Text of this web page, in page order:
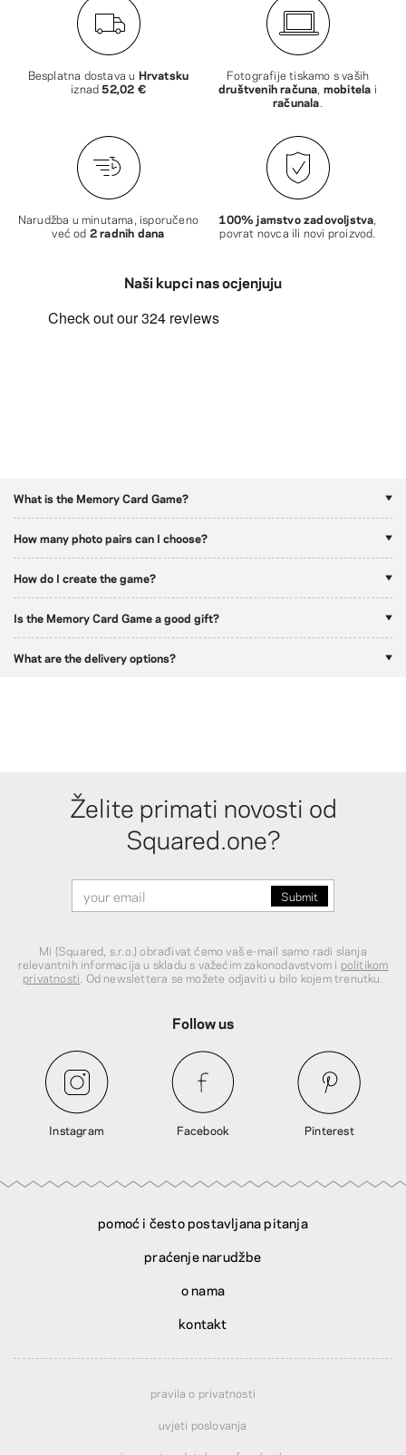
Besplatna dostava u Hrvatsku
iznad52,02 €
Fotografije tiskamo s vaših
društvenih računa mobitela i
računala
Narudžba u minutama, isporučeno
već od 2 radnih dana
100% jamstvo zadovoljstva
povrat novca ili novi proizvod.
Naši kupci nas ocjenjuju
What is the Memory Card Game?
How many photo pairs can I choose?
How do I create the game?
Is the Memory Card Game a good gift?
What are the delivery options?
Želite primati novosti od
Squared.one?
Mi (Squared, s.r.o.) obrađivat ćemo vaš e-mail samo radi slanja
relevantnih informacija u skladu s važećim zakonodavstvom i politikom
privatnosti . Od newslettera se možete odjaviti u bilo kojem trenutku.
Follow us
Instagram Facebook Pinterest
pomoć i često postavljana pitanja
praćenje narudžbe
o nama
kontakt
pravila o privatnosti
uvjeti poslovanja